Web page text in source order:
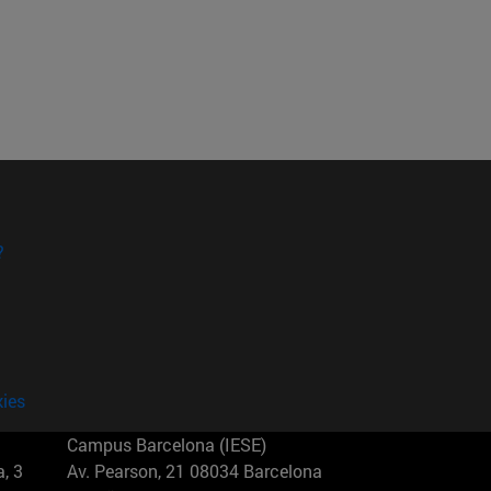
3
Campus Barcelona (IESE)
Av. Pearson, 21 08034 Barcelona